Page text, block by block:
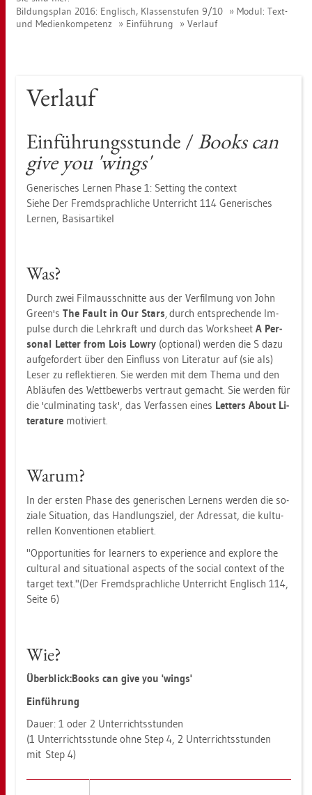
Bil­dungs­plan 2016: Eng­lisch, Klas­sen­stu­fen 9/10
Modul: Text-
und Me­di­en­kom­pe­tenz
Ein­füh­rung Ver­lauf
Ver­lauf
Ein­füh­rungs­stun­de /Books can
give you 'wings'
Ge­ne­ri­sches Ler­nen Phase 1: Set­ting the con­text
Siehe Der Fremd­sprach­li­che Un­ter­richt 114 Ge­ne­ri­sches
Ler­nen, Ba­sis­ar­ti­kel
Was?
Durch zwei Film­aus­schnit­te aus der Ver­fil­mung von John
Green's The Fault in Our Stars,durch ent­spre­chen­de Im­
pul­se durch die Lehr­kraft und durch das Works­heet A Per­
so­nal Let­ter from Lois Lowry (op­tio­nal) wer­den die S dazu
auf­ge­for­dert über den Ein­fluss von Li­te­ra­tur auf (sie als)
Leser zu re­flek­tie­ren. Sie wer­den mit dem Thema und den
Ab­läu­fen des Wett­be­werbs ver­traut ge­macht. Sie wer­den für
die 'cul­mi­na­ting task', das Ver­fas­sen eines Let­ters About Li­
te­ra­tu­re mo­ti­viert.
Warum?
In der ers­ten Phase des ge­ne­ri­schen Ler­nens wer­den die so­
zia­le Si­tua­ti­on, das Hand­lungs­ziel, der Adres­sat, die kul­tu­
rel­len Kon­ven­tio­nen eta­bliert.
"Op­por­tu­nities for lear­ners to ex­pe­ri­ence and ex­plo­re the
cul­tu­ral and si­tua­tio­nal as­pects of the so­ci­al con­text of the
tar­get text."(Der Fremd­sprach­li­che Un­ter­richt Eng­lisch 114,
Seite 6)
Wie?
Über­blick:Books can give you 'wings'
Ein­füh­rung
Dauer: 1 oder 2 Un­ter­richts­stun­den
(1 Un­ter­richts­stun­de ohne Step 4, 2 Un­ter­richts­stun­den
mit Step 4)